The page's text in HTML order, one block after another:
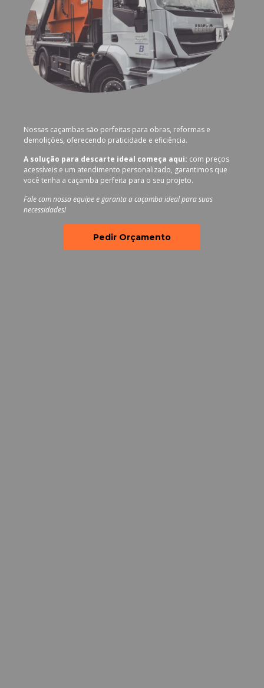
Nossas caçambas são perfeitas para obras, reformas e
demolições, oferecendo praticidade e eficiência.
A solução para descarte ideal começa aqui: com preços
acessíveis e um atendimento personalizado, garantimos que
você tenha a caçamba perfeita para o seu projeto.
Fale com nossa equipe e garanta a caçamba ideal para suas
necessidades!
Pedir Orçamento